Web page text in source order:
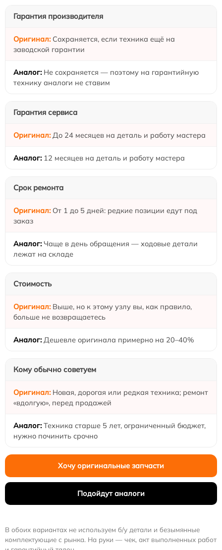
Гарантия производителя
Сохраняется, если техника ещё на
заводской гарантии
Не сохраняется — поэтому на гарантийную
технику аналоги не ставим
Гарантия сервиса
До 24 месяцев на деталь и работу мастера
12 месяцев на деталь и работу мастера
Срок ремонта
От 1 до 5 дней: редкие позиции едут под
заказ
Чаще в день обращения — ходовые детали
лежат на складе
Стоимость
Выше, но к этому узлу вы, как правило,
больше не возвращаетесь
Дешевле оригинала примерно на 20–40%
Кому обычно советуем
Новая, дорогая или редкая техника; ремонт
«вдолгую», перед продажей
Техника старше 5 лет, ограниченный бюджет,
нужно починить срочно
Хочу оригинальные запчасти
Подойдут аналоги
В обоих вариантах не используем б/у детали и безымянные
комплектующие с рынка. На руки — чек, акт выполненных работ